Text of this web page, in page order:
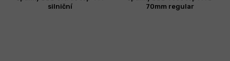
silniční
70mm regular